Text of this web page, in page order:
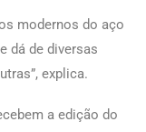
modernos do aço
dá de diversas
explica.
a edição do